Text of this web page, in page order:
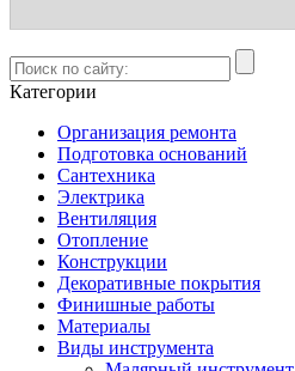
Категории
Организация ремонта
Подготовка оснований
Сантехника
Электрика
Вентиляция
Отопление
Конструкции
Декоративные покрытия
Финишные работы
Материалы
Виды инструмента